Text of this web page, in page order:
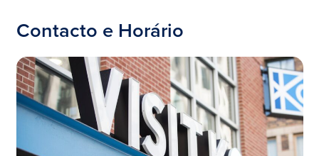
Contacto e Horário